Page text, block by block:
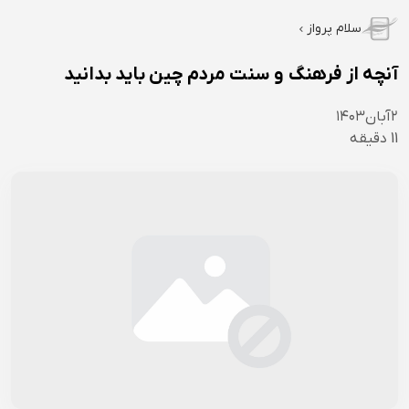
سلام پرواز
آنچه از فرهنگ و سنت مردم چین باید بدانید
۲آبان۱۴۰۳
11 دقیقه